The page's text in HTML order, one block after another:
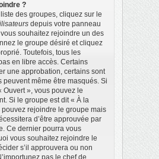
?
des groupes, cliquez sur le
depuis votre panneau
vous souhaitez rejoindre un des
le groupe désiré et cliquez
Toutefois, tous les
en libre accès. Certains
une approbation, certains sont
peuvent même être masqués. Si
Ouvert », vous pouvez le
Si le groupe est dit « À la
rejoindre le groupe mais
d’être approuvée par
Ce dernier pourra vous
vous souhaitez rejoindre le
s’il approuvera ou non
pas le chef de